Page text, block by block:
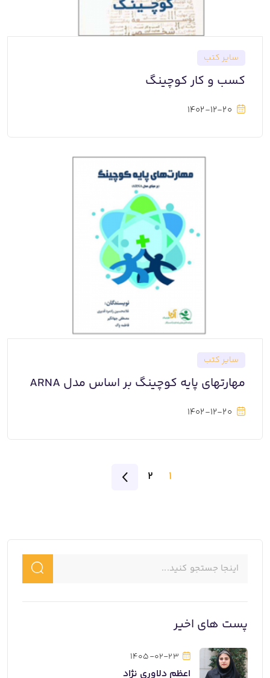
سایر کتب
کسب و کار کوچینگ
1402-12-20
سایر کتب
مهارتهای پایه کوچینگ بر اساس مدل ARNA
1402-12-20
1
2
پست های اخیر
1405-02-23
اعظم دلاوری نژاد